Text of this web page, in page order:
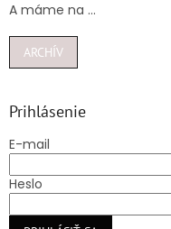
A máme na ...
ARCHÍV
Prihlásenie
E-mail
Heslo